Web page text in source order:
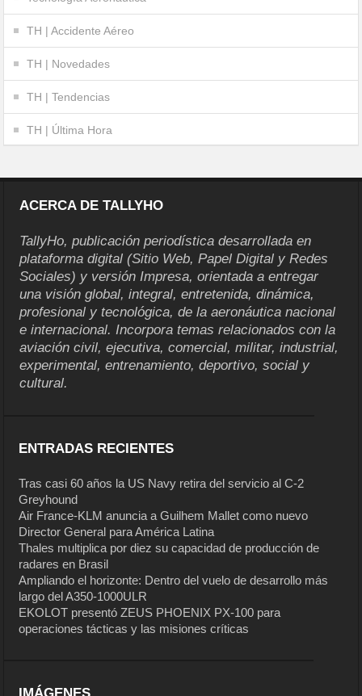
TH | Accidente Aéreo
TH | Novedades
TH | Tendencias
TH | Última Hora
ACERCA DE TALLYHO
TallyHo, publicación periodística desarrollada en
plataforma digital (Sitio Web, Papel Digital y Redes
Sociales) y versión Impresa, orientada a entregar
una visión global, integral, entretenida, dinámica,
profesional y tecnológica, de la aeronáutica nacional
e internacional. Incorpora temas relacionados con la
aviación civil, ejecutiva, comercial, militar, industrial,
experimental, entrenamiento, deportivo, social y
cultural.
ENTRADAS RECIENTES
Tras casi 60 años la US Navy retira del servicio al C-2
Greyhound
Air France-KLM anuncia a Guilhem Mallet como nuevo
Director General para América Latina
Thales multiplica por diez su capacidad de producción de
radares en Brasil
Ampliando el horizonte: Dentro del vuelo de desarrollo más
largo del A350-1000ULR
EKOLOT presentó ZEUS PHOENIX PX-100 para
operaciones tácticas y las misiones críticas